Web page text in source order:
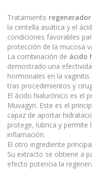
Tratamiento
la centella asiática y el
condiciones favorables
protección de la mucosa
La combinación de ácido
demostrado una
hormonales en la
tras procedimientos y
El ácido hialurónico es el
Muvagyn. Este es el
capaz de aportar
protege, lubrica y permite
inflamación.
El otro ingrediente
Su extracto se obtiene a
efecto potencia la